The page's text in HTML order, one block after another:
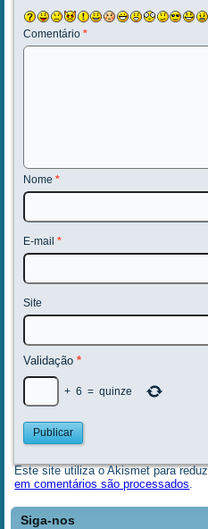
Comentário*
Nome*
E-mail*
Site
Validação *
+ 6 = quinze
Este site utiliza o Akismet para
em comentários são processados.
Siga-nos